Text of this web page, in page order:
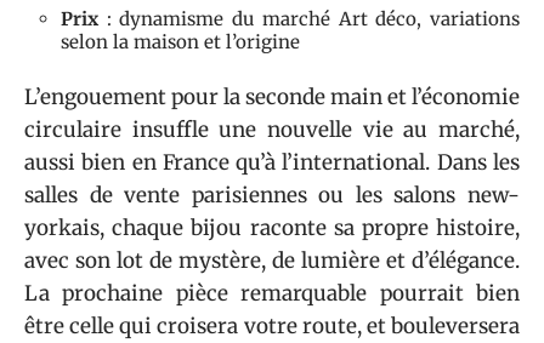
Prix: dynamisme du marché Art déco, variations
selon la maison et l’origine
L’engouement pour la seconde main et l’économie
circulaire insuffle une nouvelle vie au marché,
aussi bien en France qu’à l’international. Dans les
salles de vente parisiennes ou les salons new-
yorkais, chaque bijou raconte sa propre histoire,
avec son lot de mystère, de lumière et d’élégance.
La prochaine pièce remarquable pourrait bien
être celle qui croisera votre route, et bouleversera